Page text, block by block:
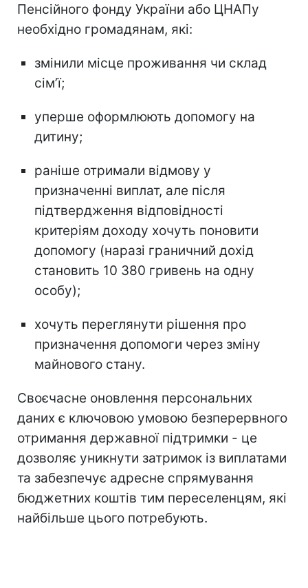
Пенсійного фонду України або ЦНАПу
необхідно громадянам, які:
змінили місце проживання чи склад
сімʼї;
уперше оформлюють допомогу на
дитину;
раніше отримали відмову у
призначенні виплат, але після
підтвердження відповідності
критеріям доходу хочуть поновити
допомогу (наразі граничний дохід
становить 10 380 гривень на одну
особу);
хочуть переглянути рішення про
призначення допомоги через зміну
майнового стану.
Своєчасне оновлення персональних
даних є ключовою умовою безперервного
отримання державної підтримки - це
дозволяє уникнути затримок із виплатами
та забезпечує адресне спрямування
бюджетних коштів тим переселенцям, які
найбільше цього потребують.